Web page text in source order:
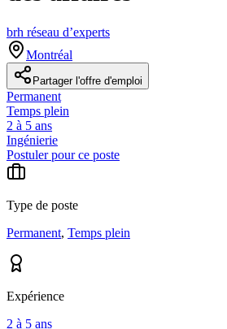
brh réseau d’experts
Montréal
Partager l'offre d'emploi
Permanent
Temps plein
2 à 5 ans
Ingénierie
Postuler pour ce poste
Type de poste
Permanent, Temps plein
Expérience
2 à 5 ans